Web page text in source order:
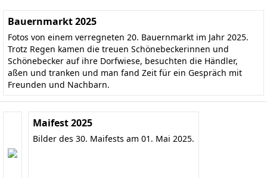
Bauernmarkt 2025
Fotos von einem verregneten 20. Bauernmarkt im Jahr 2025.
Trotz Regen kamen die treuen Schönebeckerinnen und
Schönebecker auf ihre Dorfwiese, besuchten die Händler,
aßen und tranken und man fand Zeit für ein Gespräch mit
Freunden und Nachbarn.
Maifest 2025
Bilder des 30. Maifests am 01. Mai 2025.